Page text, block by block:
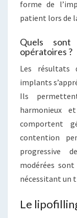
forme de
patient lors de
Quels
opératoires ?
Les résultats
implants
Ils
harmonieux
comportent
contention
progressive
modérées
nécessitant un
Le